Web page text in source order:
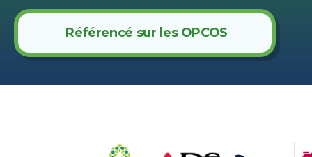
Référencé sur les OPCOS